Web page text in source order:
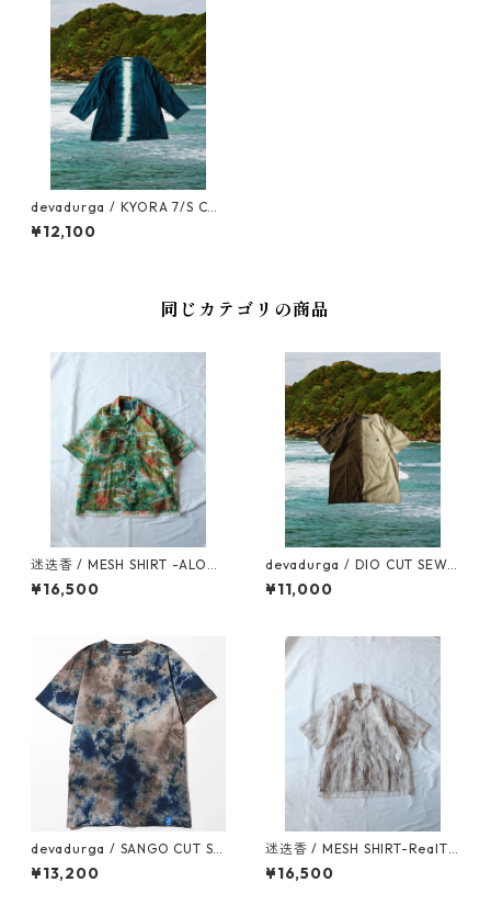
devadurga / KYORA 7/S CUT
SEW（XLサイズ）
¥12,100
同じカテゴリの商品
迷迭香 / MESH SHIRT -ALOH
A-
¥16,500
devadurga / DIO CUT SEW
（XLサイズ）
¥11,000
devadurga / SANGO CUT SE
W
¥13,200
迷迭香 / MESH SHIRT-RealTr
ee-
¥16,500